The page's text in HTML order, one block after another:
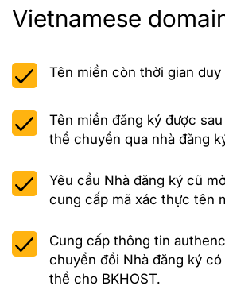
Vietnamese
Tên miền còn thời gian
Tên miền đăng ký được
thể chuyển qua nhà đăng
Yêu cầu Nhà đăng ký cũ
cung cấp mã xác thực tên
Cung cấp thông tin
chuyển đổi Nhà đăng ký
thể cho BKHOST.